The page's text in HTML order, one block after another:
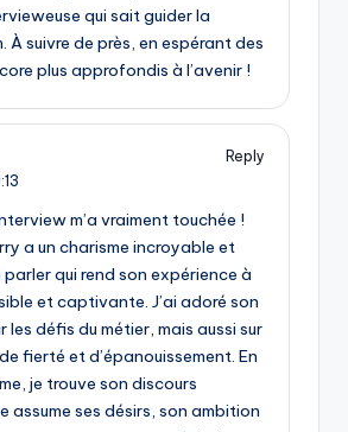
qui sait guider la
À suivre de près, en espérant des
plus approfondis à l’avenir !
Reply
m’a vraiment touchée !
a un charisme incroyable et
qui rend son expérience à
et captivante. J’ai adoré son
les défis du métier, mais aussi sur
fierté et d’épanouissement. En
je trouve son discours
assume ses désirs, son ambition